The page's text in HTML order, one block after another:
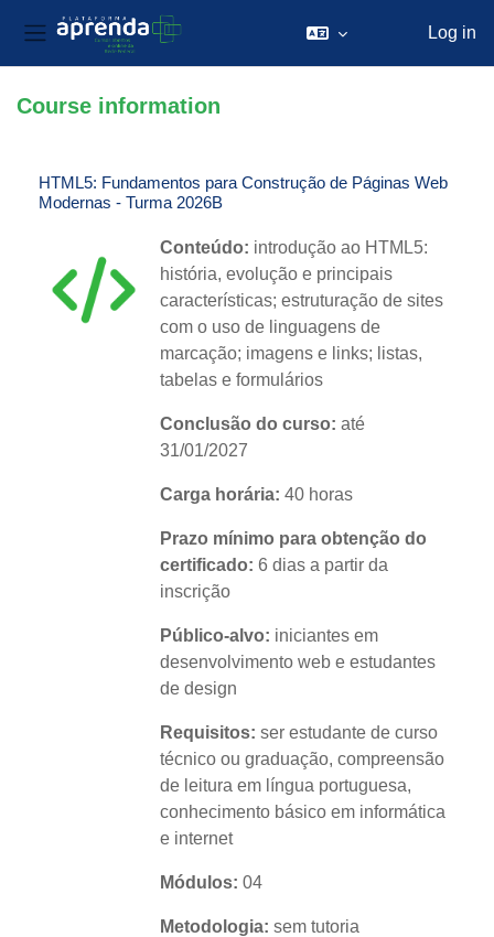
Side panel
Log in
Course information
HTML5: Fundamentos para Construção de Páginas Web
Modernas - Turma 2026B
Conteúdo: introdução ao HTML5:
história, evolução e principais
características; estruturação de sites
com o uso de linguagens de
marcação; imagens e links; listas,
tabelas e formulários
Conclusão do curso: até
31/01/2027
Carga horária: 40 horas
Prazo mínimo para obtenção do
certificado: 6 dias a partir da
inscrição
Público-alvo: iniciantes em
desenvolvimento web e estudantes
de design
Requisitos: ser estudante de curso
técnico ou graduação, compreensão
de leitura em língua portuguesa,
conhecimento básico em informática
e internet
Módulos: 04
Metodologia: sem tutoria